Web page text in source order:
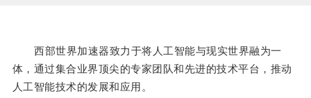
西部世界加速器致力于将人工智能与现实世界融为一
体，通过集合业界顶尖的专家团队和先进的技术平台，推动
人工智能技术的发展和应用。